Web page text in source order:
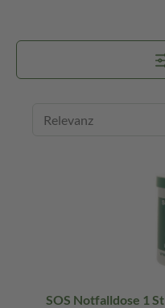
SOS Notfalldose 1 St